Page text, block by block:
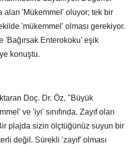
alan 'Mükemmel' oluyor; tek bir
'mükemmel' olması gerekiyor.
'Bağırsak Enterokoku' eşik
konuştu.
Doç. Dr. Öz, "Büyük
ve 'iyi' sınıfında. Zayıf olan
plajda sizin ölçtüğünüz suyun bir
değil. Sürekli 'zayıf' olması